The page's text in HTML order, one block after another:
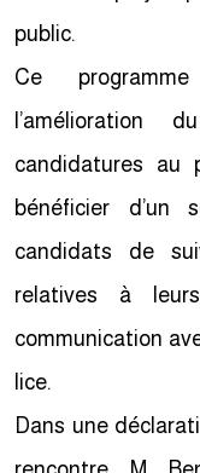
public.
Ce
candidatures au
bénéficier
candidats de
relatives à
communication
lice.
Dans une